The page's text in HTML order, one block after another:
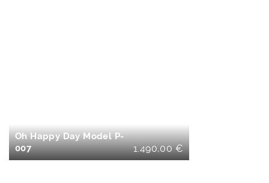
Oh Happy Day Model P-
007
1.490,00€